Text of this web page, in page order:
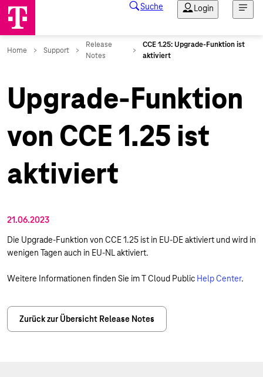
Upgrade-Funktion
von CCE 1.25 ist
aktiviert
21.06.2023
Die Upgrade-Funktion von CCE 1.25 ist in EU-DE aktiviert und wird in
wenigen Tagen auch in EU-NL aktiviert.
Weitere Informationen finden Sie im T Cloud Public Help Center.
Zurück zur Übersicht Release Notes